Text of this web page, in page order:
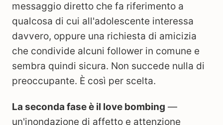
messaggio diretto che fa riferimento a
qualcosa di cui all'adolescente interessa
davvero, oppure una richiesta di amicizia
che condivide alcuni follower in comune e
sembra quindi sicura. Non succede nulla di
preoccupante. È così per scelta.
La seconda fase è il love bombing —
un'inondazione di affetto e attenzione